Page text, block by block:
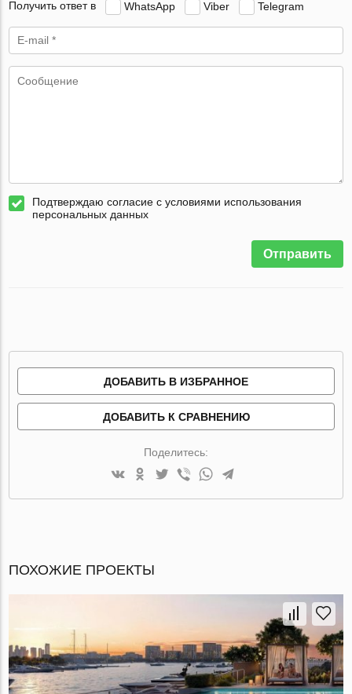
Получить ответ в WhatsApp Viber Telegram
Подтверждаю согласие с условиями использования
персональных данных
Отправить
ДОБАВИТЬ В ИЗБРАННОЕ
ДОБАВИТЬ К СРАВНЕНИЮ
Поделитесь:
ПОХОЖИЕ ПРОЕКТЫ